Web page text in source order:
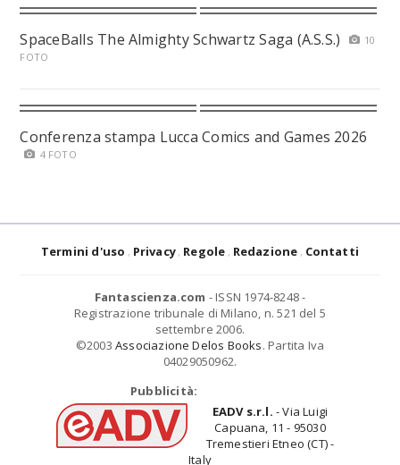
SpaceBalls The Almighty Schwartz Saga (A.S.S.)
10
FOTO
Conferenza stampa Lucca Comics and Games 2026
4 FOTO
Termini d'uso Privacy Regole Redazione Contatti
Fantascienza.com - ISSN 1974-8248 -
Registrazione tribunale di Milano, n. 521 del 5
settembre 2006.
©2003 Associazione Delos Books. Partita Iva
04029050962.
Pubblicità:
EADV s.r.l. - Via Luigi
Capuana, 11 - 95030
Tremestieri Etneo (CT) -
Italy